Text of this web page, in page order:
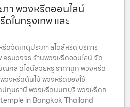
า พวงหรีดออนไลน์
ในกรุงเทพ และ
วัดเกตุประภา สไตล์หรีด บริการ
รบวงจร ร้านพวงหรีดออนไลน์ จัด
ณฑล ดีไซน์สวยหรู ราคาถูก พวงหรีด
งหรีดต้นไม้ พวงหรีดของใช้
ปทุมธานี พวงหรีดนนทบุรี พวงหรีดก
in Bangkok Thailand